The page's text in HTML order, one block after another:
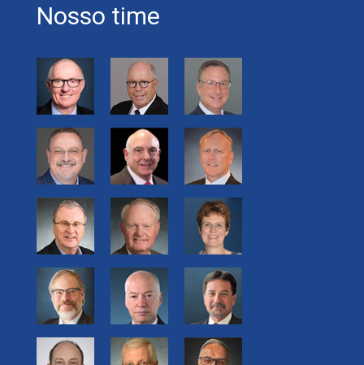
Nosso time